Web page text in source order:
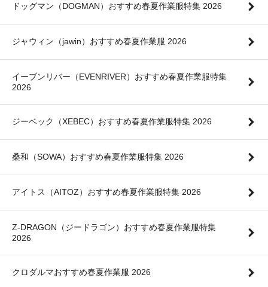
ドッグマン（DOGMAN）おすすめ春夏作業服特集 2026
ジャウィン（jawin）おすすめ春夏作業服 2026
イーブンリバー（EVENRIVER）おすすめ春夏作業服特集
2026
ジーベック（XEBEC）おすすめ春夏作業服特集 2026
桑和（SOWA）おすすめ春夏作業服特集 2026
アイトス（AITOZ）おすすめ春夏作業服特集 2026
Z-DRAGON（ジードラゴン）おすすめ春夏作業服特集
2026
クロダルマおすすめ春夏作業服 2026